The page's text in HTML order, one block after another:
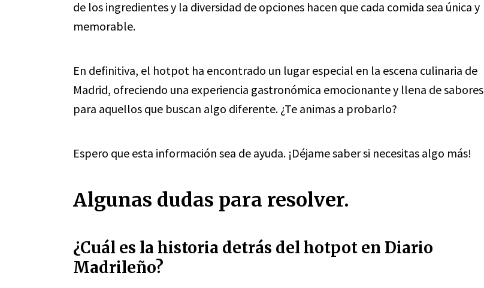
de los ingredientes y la diversidad de opciones hacen que cada comida sea única y
memorable.
En definitiva, el hotpot ha encontrado un lugar especial en la escena culinaria de
Madrid, ofreciendo una experiencia gastronómica emocionante y llena de sabores
para aquellos que buscan algo diferente. ¿Te animas a probarlo?
Espero que esta información sea de ayuda. ¡Déjame saber si necesitas algo más!
Algunas dudas para resolver.
¿Cuál es la historia detrás del hotpot en Diario
Madrileño?